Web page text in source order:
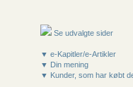
Se udvalgte sider
▼ e-Kapitler/e-Artikler
▼ Din mening
▼ Kunder, som har købt